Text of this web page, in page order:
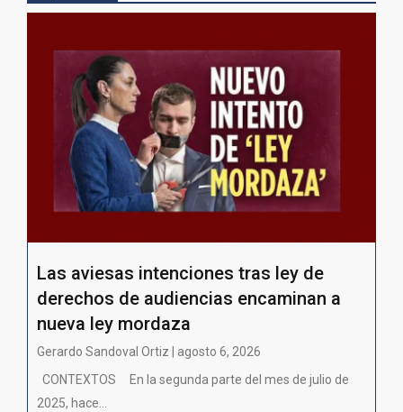
Las aviesas intenciones tras ley de
derechos de audiencias encaminan a
nueva ley mordaza
Gerardo Sandoval Ortiz | agosto 6, 2026
CONTEXTOS En la segunda parte del mes de julio de
2025, hace...